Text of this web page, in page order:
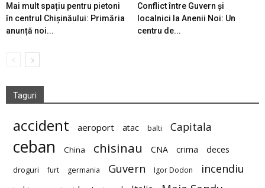
Mai mult spațiu pentru pietoni
în centrul Chișinăului: Primăria
anunță noi...
Conflict între Guvern și
localnici la Anenii Noi: Un
centru de...
Taguri
accident aeroport atac balti Capitala
ceban China chisinau CNA crima deces
droguri furt germania Guvern Igor Dodon incendiu